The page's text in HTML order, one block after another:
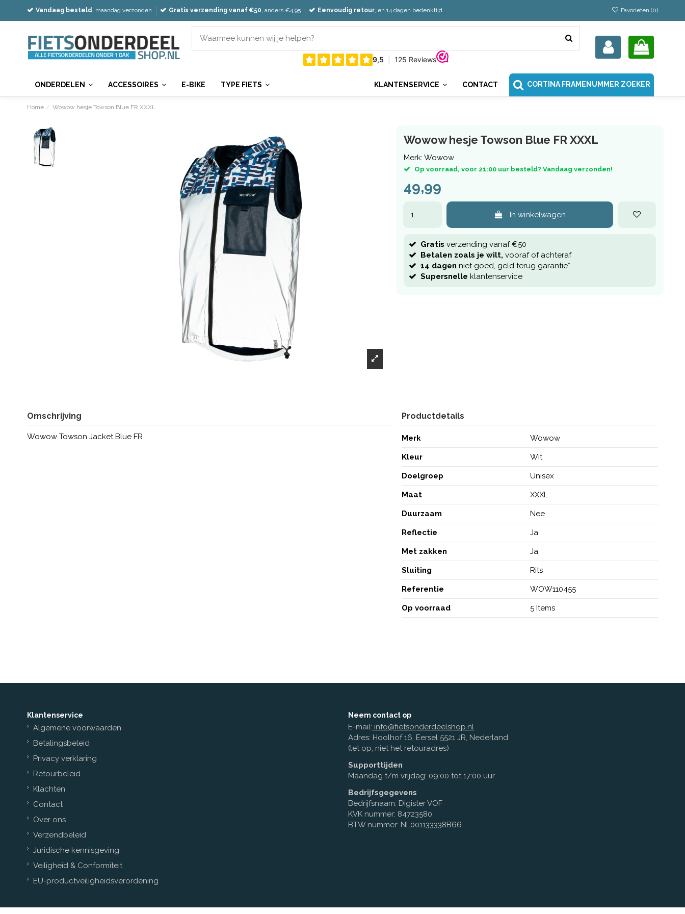
Vandaag besteld, maandag verzonden Gratis verzending vanaf €50, anders €4,95 Eenvoudig retour, en 14 dagen bedenktijd Favorieten (0)
ONDERDELEN ACCESSOIRES E-BIKE TYPE FIETS CORTINA FRAMENUMMER ZOEKER
CONTACT
KLANTENSERVICE
Home Wowow hesje Towson Blue FR XXXL
Wowow hesje Towson Blue FR XXXL
Merk: Wowow
Op voorraad, voor 21:00 uur besteld? Vandaag verzonden!
49,99
In winkelwagen
Gratis verzending vanaf €50
Betalen zoals je wilt, vooraf of achteraf
14 dagen niet goed, geld terug garantie*
Supersnelle klantenservice
Omschrijving
Wowow Towson Jacket Blue FR
Productdetails
Merk Wowow
Kleur Wit
Doelgroep Unisex
Maat XXXL
Duurzaam Nee
Reflectie Ja
Met zakken Ja
Sluiting Rits
Referentie WOW110455
Op voorraad 5 Items
Klantenservice
Algemene voorwaarden
Betalingsbeleid
Privacy verklaring
Retourbeleid
Klachten
Contact
Over ons
Verzendbeleid
Juridische kennisgeving
Veiligheid & Conformiteit
EU-productveiligheidsverordening
Neem contact op
E-mail: info@fietsonderdeelshop.nl
Adres: Hoolhof 16, Eersel 5521 JR, Nederland
(let op, niet het retouradres)
Supporttijden
Maandag t/m vrijdag: 09:00 tot 17:00 uur
Bedrijfsgegevens
Bedrijfsnaam: Digister VOF
KVK nummer: 84723580
BTW nummer: NL001133338B66